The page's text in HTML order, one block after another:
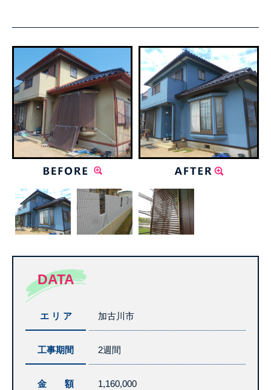
DATA
エ リ ア 加古川市
工事期間 2週間
金 額 1,160,000